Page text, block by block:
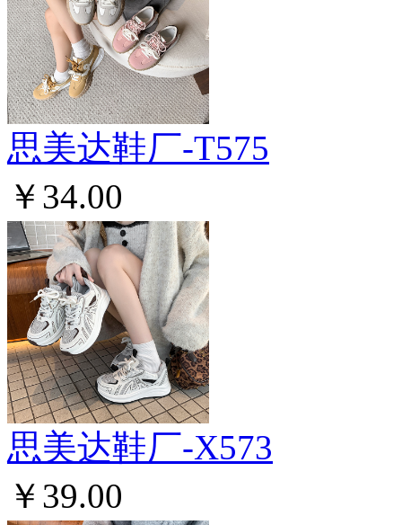
思美达鞋厂-T575
￥34.00
思美达鞋厂-X573
￥39.00